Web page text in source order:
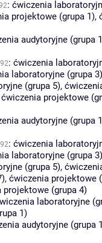
: ćwiczenia
projektowe (grupa 1),
audytoryjne (grupa
: ćwiczenia
laboratoryjne (grupa 3)
(grupa 5),
ćwiczenia projektowe
audytoryjne (grupa
: ćwiczenia
laboratoryjne (grupa 3)
(grupa 5),
, ćwiczenia projektowe
projektowe (grupa 4)
laboratoryjne
1)
audytoryjne (grupa